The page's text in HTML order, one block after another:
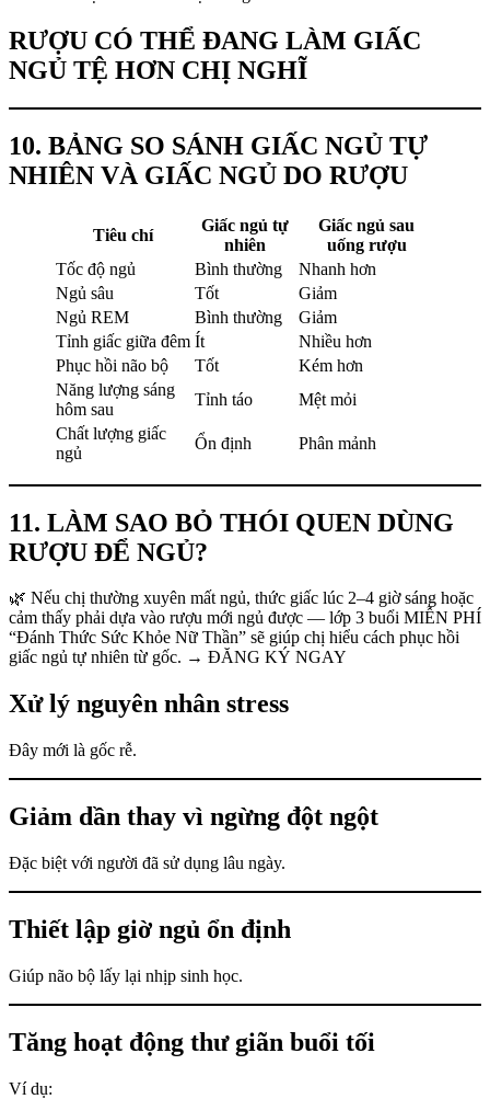
RƯỢU CÓ THỂ ĐANG LÀM GIẤC
NGỦ TỆ HƠN CHỊ NGHĨ
10. BẢNG SO SÁNH GIẤC NGỦ TỰ
NHIÊN VÀ GIẤC NGỦ DO RƯỢU
Tiêu chí
Giấc ngủ tự
nhiên
Giấc ngủ sau
uống rượu
Tốc độ ngủ
Bình thường
Nhanh hơn
Ngủ sâu
Tốt
Giảm
Ngủ REM
Bình thường
Giảm
Tỉnh giấc giữa đêm Ít
Nhiều hơn
Phục hồi não bộ
Tốt
Kém hơn
Năng lượng sáng
hôm sau
Tỉnh táo
Mệt mỏi
Chất lượng giấc
ngủ
Ổn định Phân mảnh
11. LÀM SAO BỎ THÓI QUEN DÙNG
RƯỢU ĐỂ NGỦ?
🌿 Nếu chị thường xuyên mất ngủ, thức giấc lúc 2–4 giờ sáng hoặc
cảm thấy phải dựa vào rượu mới ngủ được — lớp 3 buổi MIỄN PHÍ
“Đánh Thức Sức Khỏe Nữ Thần” sẽ giúp chị hiểu cách phục hồi
giấc ngủ tự nhiên từ gốc. → ĐĂNG KÝ NGAY
Xử lý nguyên nhân stress
Đây mới là gốc rễ.
Giảm dần thay vì ngừng đột ngột
Đặc biệt với người đã sử dụng lâu ngày.
Thiết lập giờ ngủ ổn định
Giúp não bộ lấy lại nhịp sinh học.
Tăng hoạt động thư giãn buổi tối
Ví dụ: